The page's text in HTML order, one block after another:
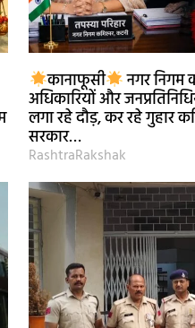
कानाफूसी नगर निगम
अधिकारियों और
लगा रहे दौड़, कर रहे गुहार
सरकार…
RashtraRakshak